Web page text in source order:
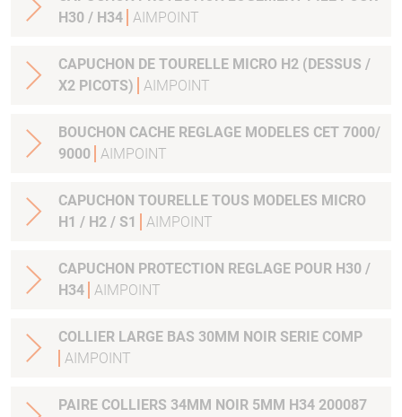
H30 / H34 AIMPOINT
CAPUCHON DE TOURELLE MICRO H2 (DESSUS /
X2 PICOTS)
AIMPOINT
BOUCHON CACHE REGLAGE MODELES CET 7000/
9000 AIMPOINT
CAPUCHON TOURELLE TOUS MODELES MICRO
H1 / H2 / S1
AIMPOINT
CAPUCHON PROTECTION REGLAGE POUR H30 /
H34 AIMPOINT
COLLIER LARGE BAS 30MM NOIR SERIE COMP
AIMPOINT
PAIRE COLLIERS 34MM NOIR 5MM H34 200087